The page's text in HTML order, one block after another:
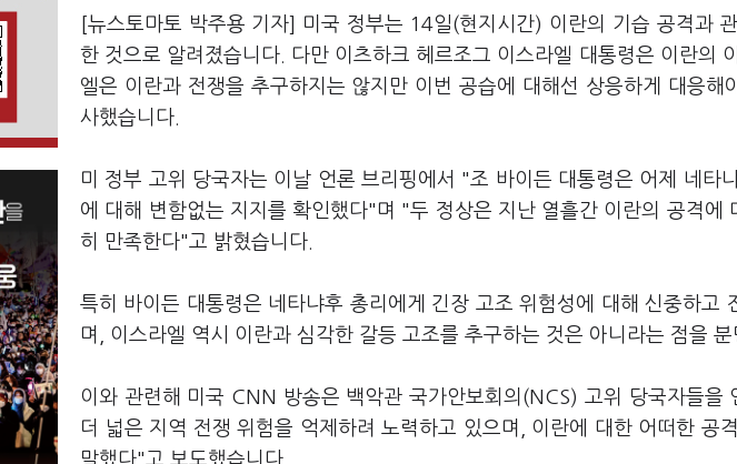
[뉴스토마토 박주용 기자] 미국 정부는 14일(현지시간) 이란의 기습 공격과
한 것으로 알려졌습니다. 다만 이츠하크 헤르조그 이스라엘 대통령은 이란의
엘은 이란과 전쟁을 추구하지는 않지만 이번 공습에 대해선 상응하게 대응해
사했습니다.
미 정부 고위 당국자는 이날 언론 브리핑에서 "조 바이든 대통령은 어제 네타
에 대해 변함없는 지지를 확인했다"며 "두 정상은 지난 열흘간 이란의 공격에
히 만족한다"고 밝혔습니다.
특히 바이든 대통령은 네타냐후 총리에게 긴장 고조 위험성에 대해 신중하고
며, 이스라엘 역시 이란과 심각한 갈등 고조를 추구하는 것은 아니라는 점을
이와 관련해 미국 CNN 방송은 백악관 국가안보회의(NCS) 고위 당국자들을
더 넓은 지역 전쟁 위험을 억제하려 노력하고 있으며, 이란에 대한 어떠한 공
말했다"고 보도했습니다.